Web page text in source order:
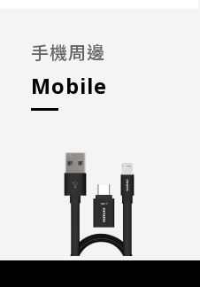
手機周邊
Mobile